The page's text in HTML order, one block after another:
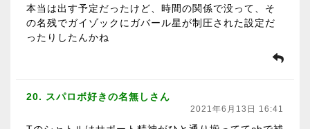
本当は出す予定だったけど、時間の関係で没って、そ
の名残でガイゾックにガバール星が制圧された設定だ
ったりしたんかね
20. スパロボ好きの名無しさん
2021年6月13日 16:41